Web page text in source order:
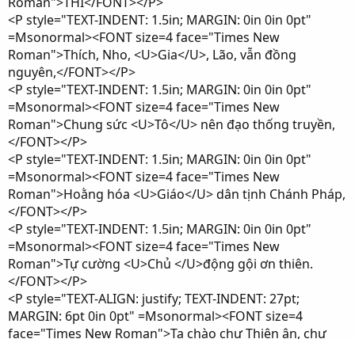
<P style="TEXT-INDENT: 1.5in; MARGIN: 0in 0in 0pt"
=Msonormal><FONT size=4 face="Times New
Roman">Thích, Nho, <U>Gia</U>, Lão, vẫn đồng
nguyên,</FONT></P>
<P style="TEXT-INDENT: 1.5in; MARGIN: 0in 0in 0pt"
=Msonormal><FONT size=4 face="Times New
Roman">Chung sức <U>Tô</U> nên đạo thống truyền,
</FONT></P>
<P style="TEXT-INDENT: 1.5in; MARGIN: 0in 0in 0pt"
=Msonormal><FONT size=4 face="Times New
Roman">Hoằng hóa <U>Giáo</U> dân tịnh Chánh Pháp,
</FONT></P>
<P style="TEXT-INDENT: 1.5in; MARGIN: 0in 0in 0pt"
=Msonormal><FONT size=4 face="Times New
Roman">Tự cường <U>Chủ </U>động gội ơn thiên.
</FONT></P>
<P style="TEXT-ALIGN: justify; TEXT-INDENT: 27pt;
MARGIN: 6pt 0in 0pt" =Msonormal><FONT size=4
face="Times New Roman">Ta chào chư Thiên ân, chư